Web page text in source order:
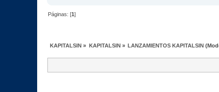
Páginas: [1]
KAPITALSIN » KAPITALSIN» LANZAMIENTOS KAPITALSIN